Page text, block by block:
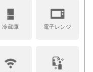
冷蔵庫 電子レンジ